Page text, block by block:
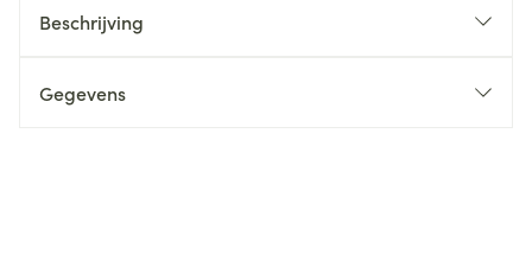
Beschrijving
Gegevens